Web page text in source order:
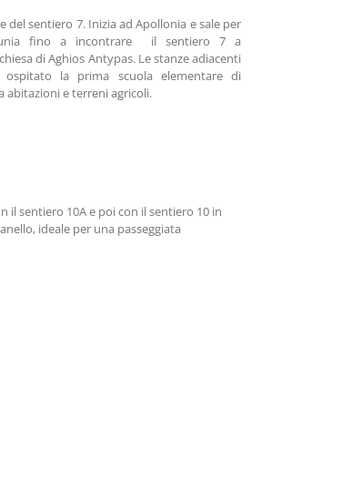
del sentiero 7. Inizia ad Apollonia e sale per
fino a incontrare il sentiero 7 a
di Aghios Antypas. Le stanze adiacenti
la prima scuola elementare di
abitazioni e terreni agricoli.
il sentiero 10A e poi con il sentiero 10 in
ideale per una passeggiata